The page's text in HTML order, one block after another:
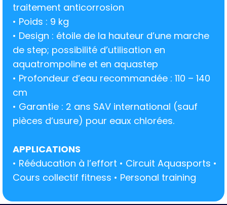
traitement anticorrosion
• Poids : 9 kg
• Design : étoile de la hauteur d’une marche
de step; possibilité d’utilisation en
aquatrompoline et en aquastep
• Profondeur d’eau recommandée : 110 – 140
cm
• Garantie : 2 ans SAV international (sauf
pièces d’usure) pour eaux chlorées.
APPLICATIONS
• Rééducation à l’effort • Circuit Aquasports •
Cours collectif fitness • Personal training